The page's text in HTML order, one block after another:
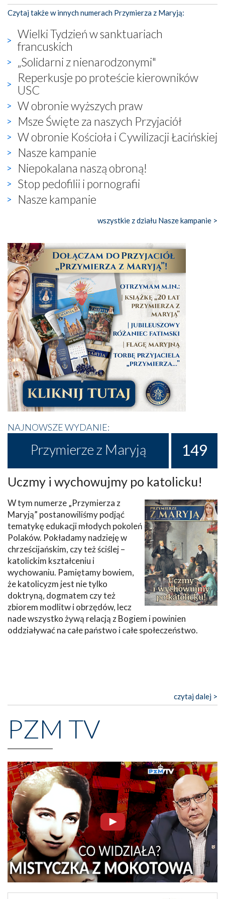
Czytaj także w innych numerach Przymierza z Maryją:
Wielki Tydzień w sanktuariach
francuskich
„Solidarni z nienarodzonymi"
Reperkusje po proteście kierowników
USC
W obronie wyższych praw
Msze Święte za naszych Przyjaciół
W obronie Kościoła i Cywilizacji Łacińskiej
Nasze kampanie
Niepokalana naszą obroną!
Stop pedofilii i pornografii
Nasze kampanie
wszystkie z działu Nasze kampanie >
NAJNOWSZE WYDANIE:
Przymierze z Maryją 149
Uczmy i wychowujmy po katolicku!
W tym numerze „Przymierza z
Maryją” postanowiliśmy podjąć
tematykę edukacji młodych pokoleń
Polaków. Pokładamy nadzieję w
chrześcijańskim, czy też ściślej –
katolickim kształceniu i
wychowaniu. Pamiętamy bowiem,
że katolicyzm jest nie tylko
doktryną, dogmatem czy też
zbiorem modlitw i obrzędów, lecz
nade wszystko żywą relacją z Bogiem i powinien
oddziaływać na całe państwo i całe społeczeństwo.
czytaj dalej >
PZM TV